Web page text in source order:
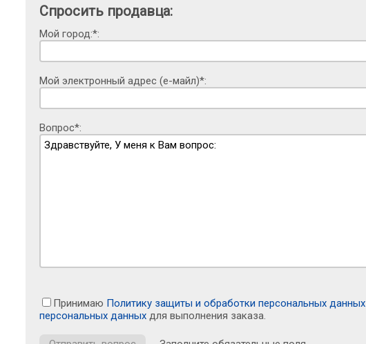
Спросить продавца:
Мой город:*:
Мой электронный адрес (е-майл)*:
Вопрос*:
Принимаю Политику защиты и обработки персональных данных
персональных данных для выполнения заказа.